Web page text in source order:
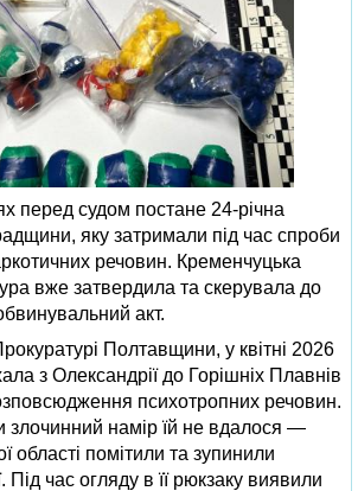
перед судом постане 24-річна
яку затримали під час спроби
речовин. Кременчуцька
вже затвердила та скерувала до
акт.
Полтавщини, у квітні 2026
з Олександрії до Горішніх Плавнів
психотропних речовин.
злочинний намір їй не вдалося —
області помітили та зупинили
Під час огляду в її рюкзаку виявили